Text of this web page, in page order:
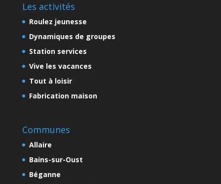
Les activités
Roulez jeunesse
Dynamiques de groupes
Station services
Vive les vacances
Tout à loisir
Fabrication maison
Communes
Allaire
Bains-sur-Oust
Béganne